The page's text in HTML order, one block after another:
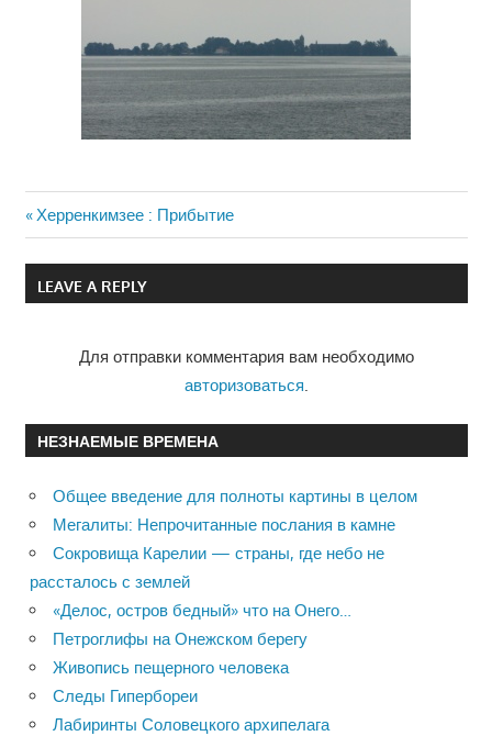
Навигация
по
Previous
Post:
Херренкимзее : Прибытие
LEAVE A REPLY
Для отправки комментария вам необходимо
авторизоваться
НЕЗНАЕМЫЕ ВРЕМЕНА
Общее введение для полноты картины в целом
Мегалиты: Непрочитанные послания в камне
Сокровища Карелии — страны, где небо не
рассталось с землей
«Делос, остров бедный» что на Онего…
Петроглифы на Онежском берегу
Живопись пещерного человека
Следы Гипербореи
Лабиринты Соловецкого архипелага